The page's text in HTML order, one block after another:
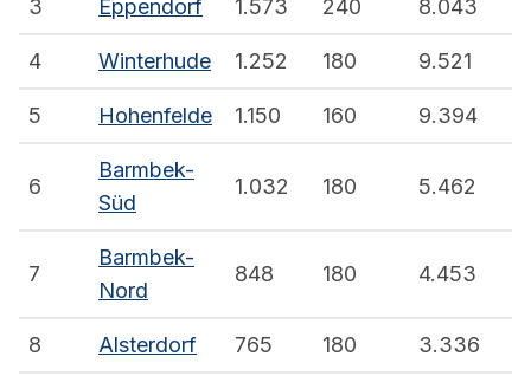
3 Eppendorf 1.573 240 8.043
4 Winterhude 1.252 180 9.521
5 Hohenfelde 1.150 160 9.394
6
Barmbek-
Süd
1.032 180 5.462
7
Barmbek-
Nord
848 180 4.453
8 Alsterdorf 765 180 3.336